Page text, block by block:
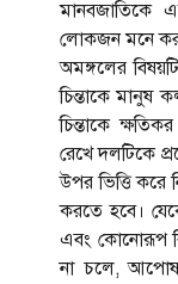
মানবজাতিকে
লোকজন মনে
অমঙ্গলের
চিন্তাকে মানুষ
চিন্তাকে
রেখে দলটিকে
উপর ভিত্তি করে
করতে হবে।
এবং কোনোরূপ
না চলে, আপোষ